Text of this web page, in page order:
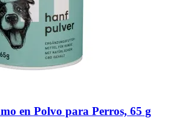
en Polvo para Perros, 65 g